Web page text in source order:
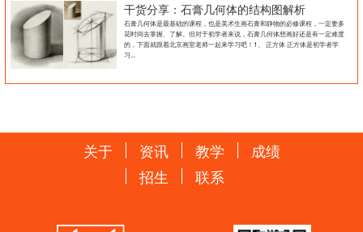
干货分享：石膏几何体的结构图解析
石膏几何体是最基础的课程，也是美术生画石膏和静物的必修课程，一定要多
花时间去掌握、了解。但对于初学者来说，石膏几何体想画好还是有一定难度
的，下面就跟着北京画室老师一起来学习吧！1、 正方体 正方体是初学者学
习...
关于 资讯 教学
成绩
招生
联系